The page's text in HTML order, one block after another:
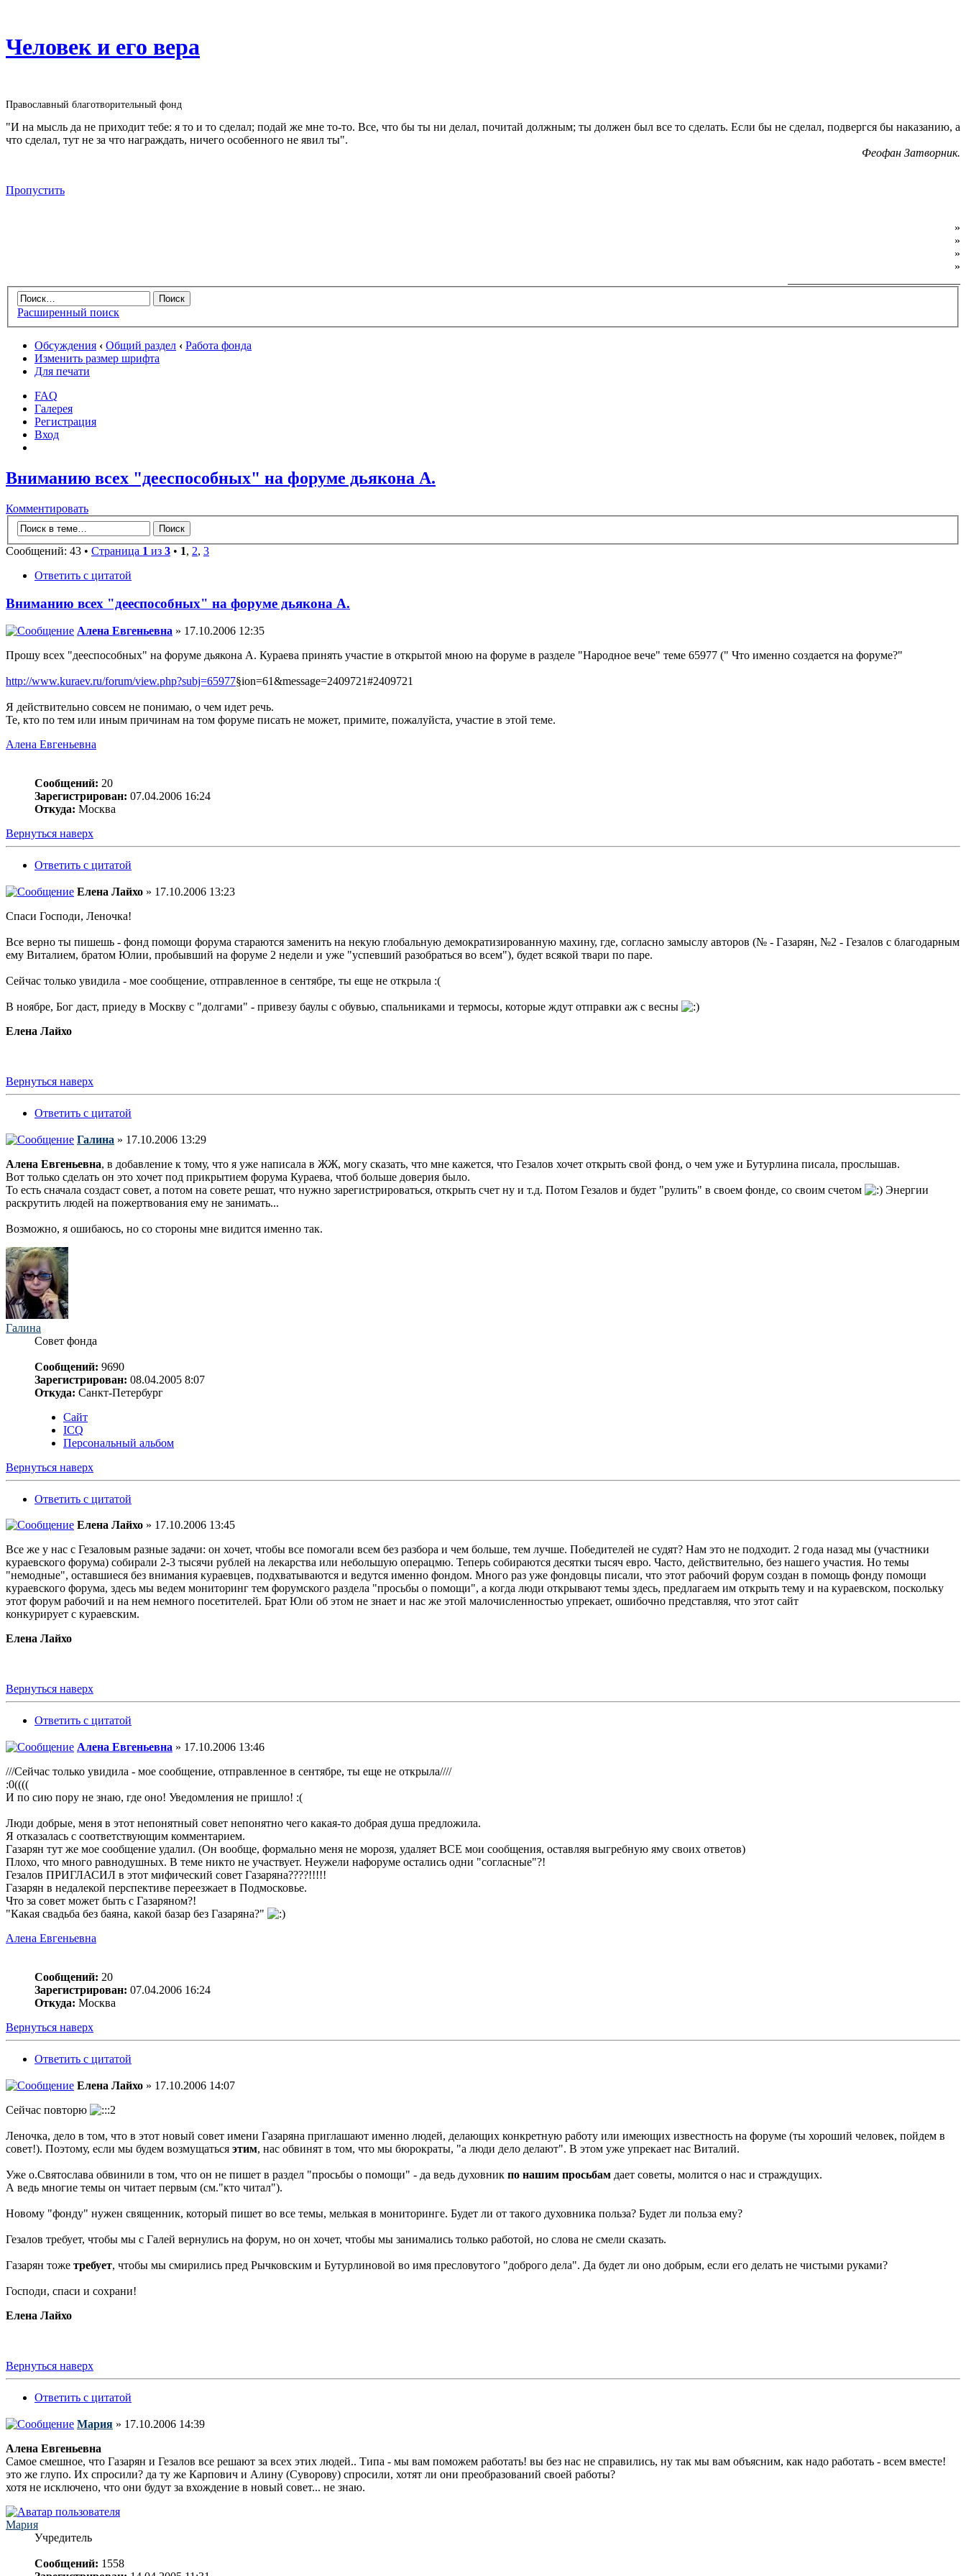
Человек и его вера
Православный благотворительный фонд
"И на мысль да не приходит тебе: я то и то сделал; подай же мне то-то. Все, что бы ты ни делал, почитай должным; ты должен был все то сделать. Если бы не сделал, подвергся бы наказанию, а
что сделал, тут не за что награждать, ничего особенного не явил ты".
Феофан Затворник.
Пропустить
»
»
»
»
Расширенный поиск
Обсуждения ‹ Общий раздел ‹ Работа фонда
Изменить размер шрифта
Для печати
FAQ
Галерея
Регистрация
Вход
Вниманию всех "дееспособных" на форуме дьякона А.
Комментировать
Сообщений: 43 • Страница 1 из 3 • 1, 2, 3
Ответить с цитатой
Вниманию всех "дееспособных" на форуме дьякона А.
Алена Евгеньевна » 17.10.2006 12:35
Прошу всех "дееспособных" на форуме дьякона А. Кураева принять участие в открытой мною на форуме в разделе "Народное вече" теме 65977 (" Что именно создается на форуме?"
http://www.kuraev.ru/forum/view.php?subj=65977§ion=61&message=2409721#2409721
Я действительно совсем не понимаю, о чем идет речь.
Те, кто по тем или иным причинам на том форуме писать не может, примите, пожалуйста, участие в этой теме.
Алена Евгеньевна
Сообщений: 20
Зарегистрирован: 07.04.2006 16:24
Откуда: Москва
Вернуться наверх
Ответить с цитатой
Елена Лайхо » 17.10.2006 13:23
Спаси Господи, Леночка!
Все верно ты пишешь - фонд помощи форума стараются заменить на некую глобальную демократизированную махину, где, согласно замыслу авторов (№ - Газарян, №2 - Гезалов с благодарным
ему Виталием, братом Юлии, пробывший на форуме 2 недели и уже "успевший разобраться во всем"), будет всякой твари по паре.
Сейчас только увидила - мое сообщение, отправленное в сентябре, ты еще не открыла :(
В ноябре, Бог даст, приеду в Москву с "долгами" - привезу баулы с обувью, спальниками и термосы, которые ждут отправки аж с весны
Елена Лайхо
Вернуться наверх
Ответить с цитатой
Галина » 17.10.2006 13:29
Алена Евгеньевна, в добавление к тому, что я уже написала в ЖЖ, могу сказать, что мне кажется, что Гезалов хочет открыть свой фонд, о чем уже и Бутурлина писала, прослышав.
Вот только сделать он это хочет под прикрытием форума Кураева, чтоб больше доверия было.
То есть сначала создаст совет, а потом на совете решат, что нужно зарегистрироваться, открыть счет ну и т.д. Потом Гезалов и будет "рулить" в своем фонде, со своим счетом
Энергии
раскрутить людей на пожертвования ему не занимать...
Возможно, я ошибаюсь, но со стороны мне видится именно так.
Галина
Совет фонда
Сообщений: 9690
Зарегистрирован: 08.04.2005 8:07
Откуда: Санкт-Петербург
Сайт
ICQ
Персональный альбом
Вернуться наверх
Ответить с цитатой
Елена Лайхо » 17.10.2006 13:45
Все же у нас с Гезаловым разные задачи: он хочет, чтобы все помогали всем без разбора и чем больше, тем лучше. Победителей не судят? Нам это не подходит. 2 года назад мы (участники
кураевского форума) собирали 2-3 тысячи рублей на лекарства или небольшую операцмю. Теперь собираются десятки тысяч евро. Часто, действительно, без нашего участия. Но темы
"немодные", оставшиеся без внимания кураевцев, подхватываются и ведутся именно фондом. Много раз уже фондовцы писали, что этот рабочий форум создан в помощь фонду помощи
кураевского форума, здесь мы ведем мониторинг тем форумского раздела "просьбы о помощи", а когда люди открывают темы здесь, предлагаем им открыть тему и на кураевском, поскольку
этот форум рабочий и на нем немного посетителей. Брат Юли об этом не знает и нас же этой малочисленностью упрекает, ошибочно представляя, что этот сайт
конкурирует с кураевским.
Елена Лайхо
Вернуться наверх
Ответить с цитатой
Алена Евгеньевна » 17.10.2006 13:46
///Сейчас только увидила - мое сообщение, отправленное в сентябре, ты еще не открыла////
:0((((
И по сию пору не знаю, где оно! Уведомления не пришло! :(
Люди добрые, меня в этот непонятный совет непонятно чего какая-то добрая душа предложила.
Я отказалась с соответствующим комментарием.
Газарян тут же мое сообщение удалил. (Он вообще, формально меня не морозя, удаляет ВСЕ мои сообщения, оставляя выгребную яму своих ответов)
Плохо, что много равнодушных. В теме никто не участвует. Неужели нафоруме остались одни "согласные"?!
Гезалов ПРИГЛАСИЛ в этот мифический совет Газаряна????!!!!!
Газарян в недалекой перспективе переезжает в Подмосковье.
Что за совет может быть с Газаряном?!
"Какая свадьба без баяна, какой базар без Газаряна?"
Алена Евгеньевна
Сообщений: 20
Зарегистрирован: 07.04.2006 16:24
Откуда: Москва
Вернуться наверх
Ответить с цитатой
Елена Лайхо » 17.10.2006 14:07
Сейчас повторю
Леночка, дело в том, что в этот новый совет имени Газаряна приглашают именно людей, делающих конкретную работу или имеющих известность на форуме (ты хороший человек, пойдем в
совет!). Поэтому, если мы будем возмущаться этим, нас обвинят в том, что мы бюрократы, "а люди дело делают". В этом уже упрекает нас Виталий.
Уже о.Святослава обвинили в том, что он не пишет в раздел "просьбы о помощи" - да ведь духовник по нашим просьбам дает советы, молится о нас и страждущих.
А ведь многие темы он читает первым (см."кто читал").
Новому "фонду" нужен священник, который пишет во все темы, мелькая в мониторинге. Будет ли от такого духовника польза? Будет ли польза ему?
Гезалов требует, чтобы мы с Галей вернулись на форум, но он хочет, чтобы мы занимались только работой, но слова не смели сказать.
Газарян тоже требует, чтобы мы смирились пред Рычковским и Бутурлиновой во имя пресловутого "доброго дела". Да будет ли оно добрым, если его делать не чистыми руками?
Господи, спаси и сохрани!
Елена Лайхо
Вернуться наверх
Ответить с цитатой
Мария » 17.10.2006 14:39
Алена Евгеньевна
Самое смешное, что Газарян и Гезалов все решают за всех этих людей.. Типа - мы вам поможем работать! вы без нас не справились, ну так мы вам объясним, как надо работать - всем вместе!
это же глупо. Их спросили? да ту же Карпович и Алину (Суворову) спросили, хотят ли они преобразований своей работы?
хотя не исключено, что они будут за вхождение в новый совет... не знаю.
Мария
Учредитель
Сообщений: 1558